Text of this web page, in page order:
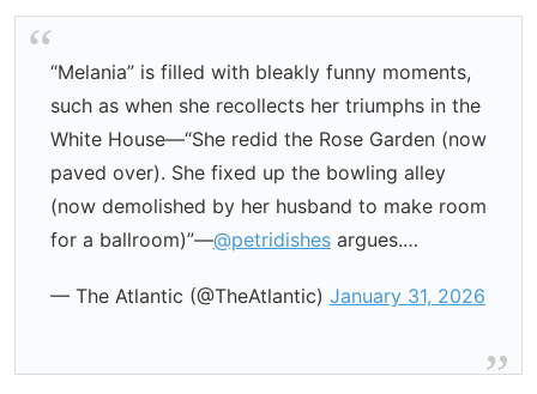
“Melania” is filled with bleakly funny moments,
such as when she recollects her triumphs in the
White House—“She redid the Rose Garden (now
paved over). She fixed up the bowling alley
(now demolished by her husband to make room
for a ballroom)”—@petridishesargues.…
— The Atlantic (@TheAtlantic) January 31, 2026